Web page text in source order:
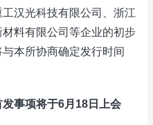
汉光科技有限公司、浙江
料有限公司等企业的初步
本所协商确定发行时间
事项将于6月18日上会